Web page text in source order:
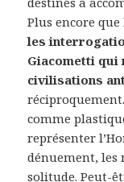
Plus encore
les
Giacometti qui
civilisations
comme
représenter
dénuement, les
solitude. Peut-